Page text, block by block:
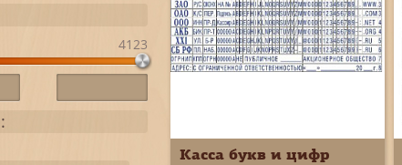
4123
Касса букв и цифр